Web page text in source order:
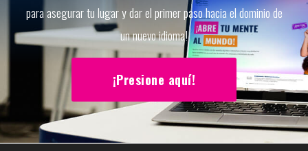
para asegurar tu lugar y dar el primer paso hacia el dominio de
un nuevo idioma!
¡Presione aquí!